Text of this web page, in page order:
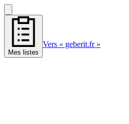
Mes listes
Vers « geberit.fr »